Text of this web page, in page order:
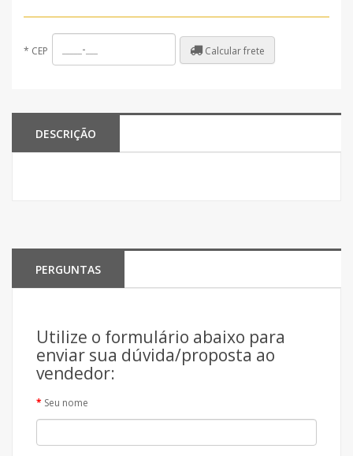
* CEP Calcular frete
DESCRIÇÃO
PERGUNTAS
Utilize o formulário abaixo para
enviar sua dúvida/proposta ao
vendedor:
Seu nome